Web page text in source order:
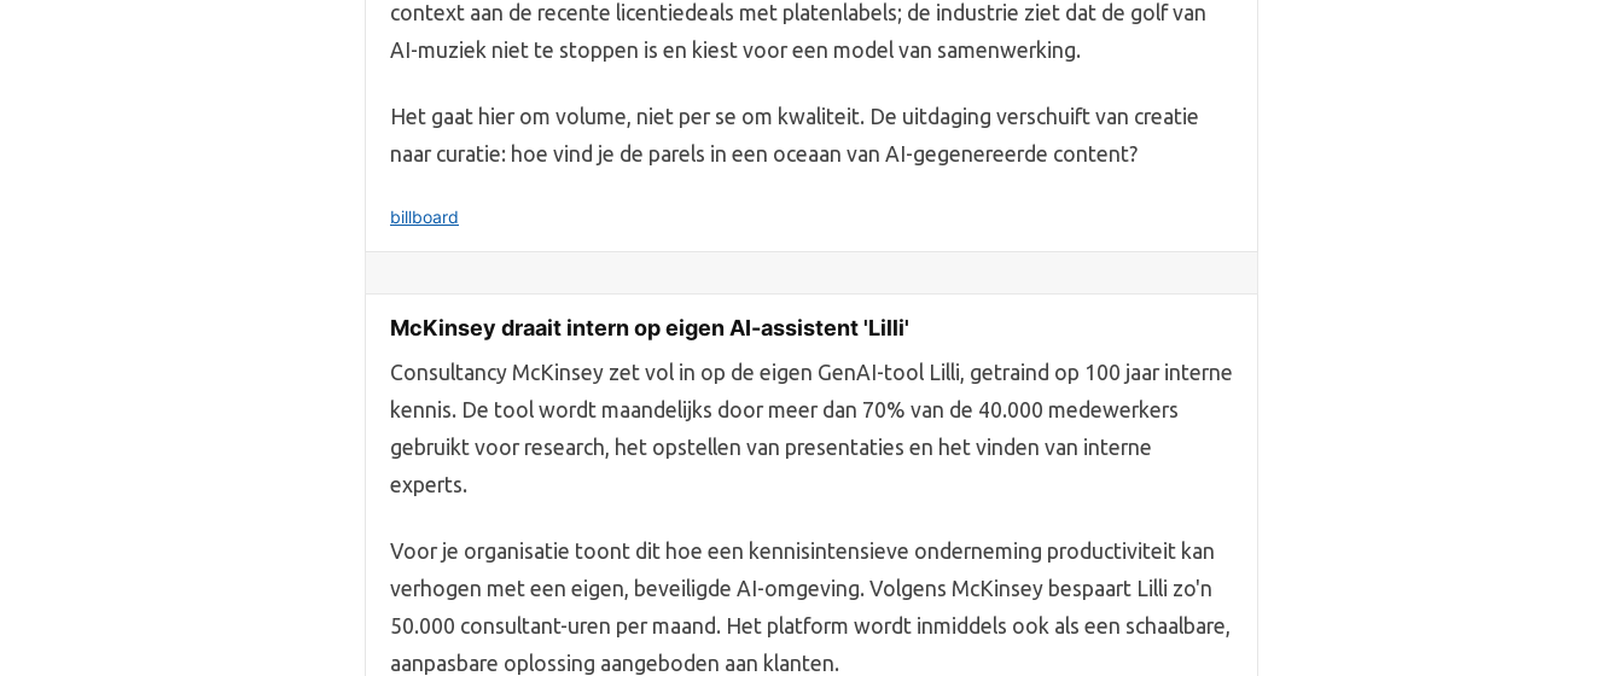
context aan de recente licentiedeals met platenlabels; de industrie ziet dat de golf van
AI-muziek niet te stoppen is en kiest voor een model van samenwerking.
Het gaat hier om volume, niet per se om kwaliteit. De uitdaging verschuift van creatie
naar curatie: hoe vind je de parels in een oceaan van AI-gegenereerde content?
billboard
McKinsey draait intern op eigen AI-assistent 'Lilli'
Consultancy McKinsey zet vol in op de eigen GenAI-tool Lilli, getraind op 100 jaar interne
kennis. De tool wordt maandelijks door meer dan 70% van de 40.000 medewerkers
gebruikt voor research, het opstellen van presentaties en het vinden van interne
experts.
Voor je organisatie toont dit hoe een kennisintensieve onderneming productiviteit kan
verhogen met een eigen, beveiligde AI-omgeving. Volgens McKinsey bespaart Lilli zo'n
50.000 consultant-uren per maand. Het platform wordt inmiddels ook als een schaalbare,
aanpasbare oplossing aangeboden aan klanten.